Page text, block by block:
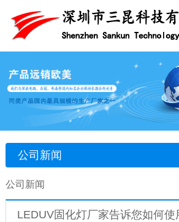
公司新闻
公司新闻
LEDUV固化灯厂家告诉您如何使